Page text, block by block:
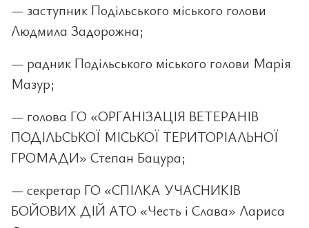
— заступник Подільського міського голови
Людмила Задорожна;
— радник Подільського міського голови Марія
Мазур;
— голова ГО «ОРГАНІЗАЦІЯ ВЕТЕРАНІВ
ПОДІЛЬСЬКОЇ МІСЬКОЇ ТЕРИТОРІАЛЬНОЇ
ГРОМАДИ» Степан Бацура;
— секретар ГО «СПІЛКА УЧАСНИКІВ
БОЙОВИХ ДІЙ АТО «Честь і Слава» Лариса